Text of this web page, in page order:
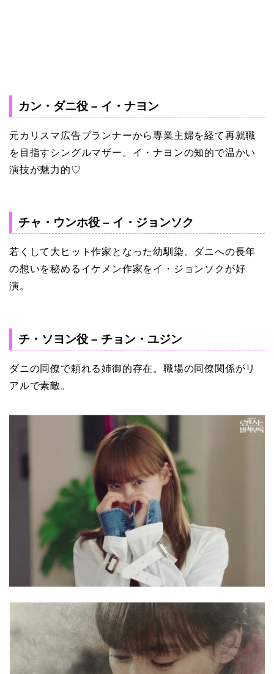
カン・ダニ役 – イ・ナヨン
元カリスマ広告プランナーから専業主婦を経て再就職
を目指すシングルマザー。イ・ナヨンの知的で温かい
演技が魅力的♡
チャ・ウンホ役 – イ・ジョンソク
若くして大ヒット作家となった幼馴染。ダニへの長年
の想いを秘めるイケメン作家をイ・ジョンソクが好
演。
チ・ソヨン役 – チョン・ユジン
ダニの同僚で頼れる姉御的存在。職場の同僚関係がリ
アルで素敵。